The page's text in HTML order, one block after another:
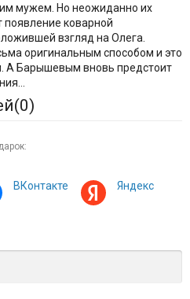
мужем. Но неожиданно их
коварной
взгляд на Олега.
оригинальным способом и это
А Барышевым вновь предстоит
0)
ВКонтакте Яндекс